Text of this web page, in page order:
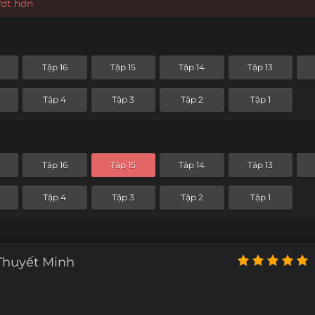
hơn
Tập 16 Tập 15 Tập 14 Tập 13
Tập 4 Tập 3 Tập 2 Tập 1
Tập 16 Tập 15 Tập 14 Tập 13
Tập 4 Tập 3 Tập 2 Tập 1
Minh